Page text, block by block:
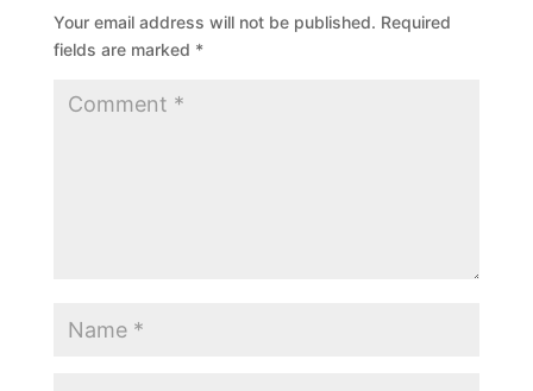
Your email address will not be published. Required
fields are marked *